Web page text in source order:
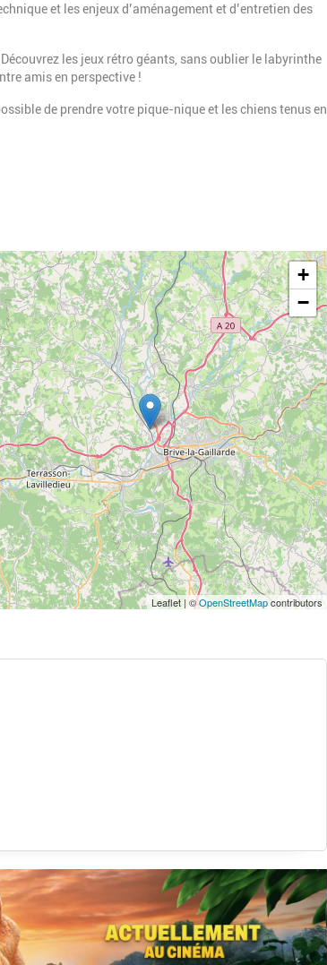
et les enjeux d’aménagement et d’entretien des
les jeux rétro géants, sans oublier le labyrinthe
amis en perspective !
de prendre votre pique-nique et les chiens tenus en
+
−
Leaflet | ©OpenStreetMapcontributors